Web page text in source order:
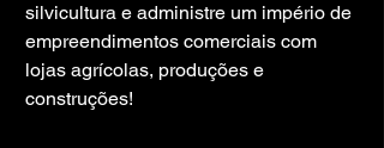
silvicultura e administre um império de
empreendimentos comerciais com
lojas agrícolas, produções e
construções!